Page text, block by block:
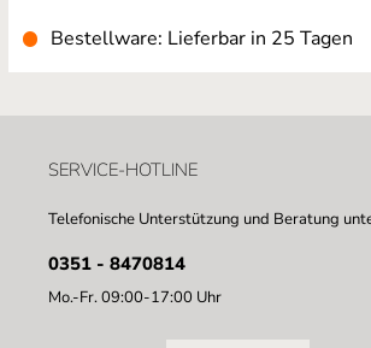
Bestellware: Lieferbar in 25 Tagen
SERVICE-HOTLINE
Telefonische Unterstützung und Beratung
0351 - 8470814
Mo.-Fr. 09:00-17:00 Uhr